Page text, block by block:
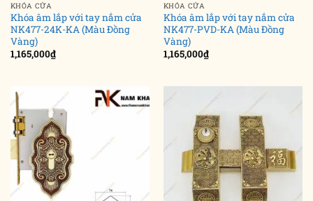
KHÓA CỬA
Khóa âm lắp với tay nắm cửa
NK477-24K-KA (Màu Đồng
Vàng)
1,165,000₫
KHÓA CỬA
Khóa âm lắp với tay nắm cửa
NK477-PVD-KA (Màu Đồng
Vàng)
1,165,000₫